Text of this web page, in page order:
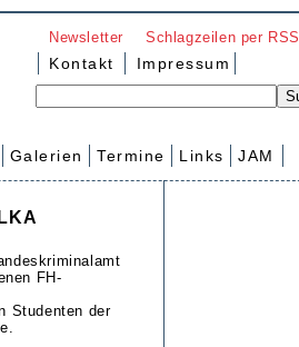
Newsletter Schlagzeilen per RSS
Kontakt Impressum
Galerien Termine Links JAM
FH-
Studenten der